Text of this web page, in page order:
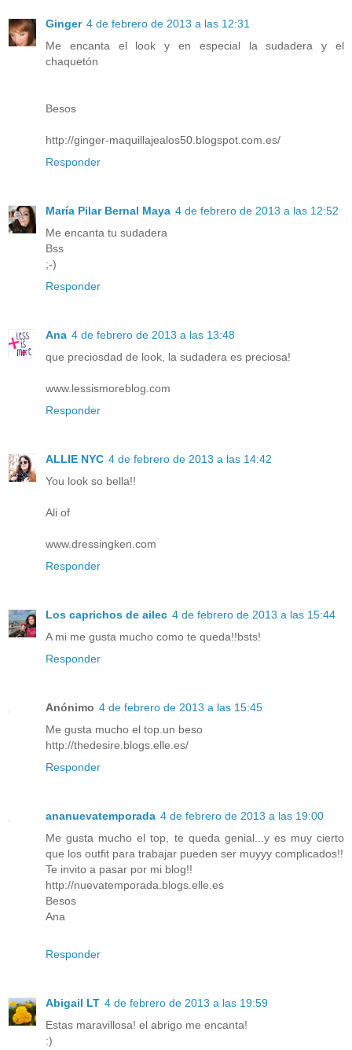
Ginger 4 de febrero de 2013 a las 12:31
Me encanta el look y en especial la sudadera y el
chaquetón
Besos
http://ginger-maquillajealos50.blogspot.com.es/
Responder
María Pilar Bernal Maya 4 de febrero de 2013 a las 12:52
Me encanta tu sudadera
Bss
;-)
Responder
Ana 4 de febrero de 2013 a las 13:48
que preciosdad de look, la sudadera es preciosa!
www.lessismoreblog.com
Responder
ALLIE NYC 4 de febrero de 2013 a las 14:42
You look so bella!!
Ali of
www.dressingken.com
Responder
Los caprichos de ailec 4 de febrero de 2013 a las 15:44
A mi me gusta mucho como te queda!!bsts!
Responder
Anónimo 4 de febrero de 2013 a las 15:45
Me gusta mucho el top.un beso
http://thedesire.blogs.elle.es/
Responder
ananuevatemporada 4 de febrero de 2013 a las 19:00
Me gusta mucho el top, te queda genial...y es muy cierto
que los outfit para trabajar pueden ser muyyy complicados!!
Te invito a pasar por mi blog!!
http://nuevatemporada.blogs.elle.es
Besos
Ana
Responder
Abigail LT 4 de febrero de 2013 a las 19:59
Estas maravillosa! el abrigo me encanta!
:)